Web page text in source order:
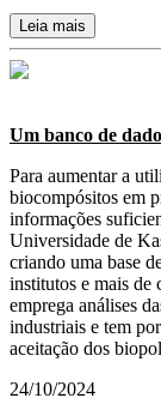
Leia mais
Um banco de
Para aumentar a
biocompósitos em
informações
Universidade de
criando uma base
institutos e mais de
emprega análises
industriais e tem
aceitação dos
24/10/2024